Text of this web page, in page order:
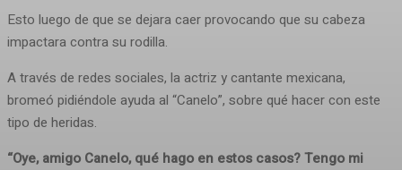
Esto luego de que se dejara caer provocando que su cabeza
impactara contra su rodilla.
A través de redes sociales, la actriz y cantante mexicana,
bromeó pidiéndole ayuda al “Canelo”, sobre qué hacer con este
tipo de heridas.
“Oye, amigo Canelo, qué hago en estos casos? Tengo mi